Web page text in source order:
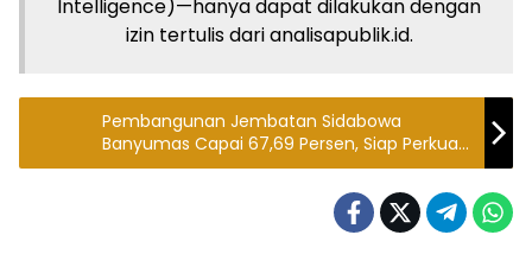
Intelligence)—hanya dapat dilakukan dengan
izin tertulis dari analisapublik.id.
Pembangunan Jembatan Sidabowa
Banyumas Capai 67,69 Persen, Siap Perkuat
Konektivitas dan Ekonomi Warga